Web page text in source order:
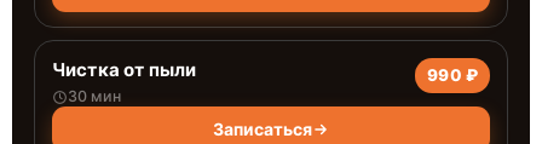
Чистка от пыли
30 мин
990 ₽
Записаться